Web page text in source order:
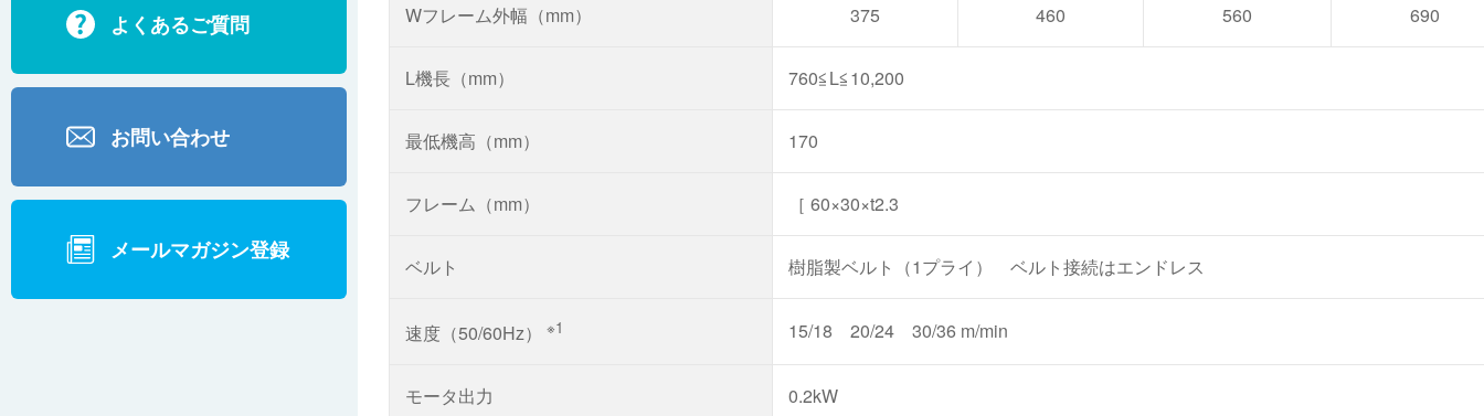
BD200・BD1000
よくあるご質問
お問い合わせ
メールマガジン登録
Wフレーム外幅（mm） 375 460 560 690
L機長（mm） 760≦L≦10,200
最低機高（mm） 170
フレーム（mm） ［ 60×30×t2.3
ベルト 樹脂製ベルト（1プライ） ベルト接続はエンドレス
速度（50/60Hz） ※1 15/18 20/24 30/36 m/min
モータ出力 0.2kW